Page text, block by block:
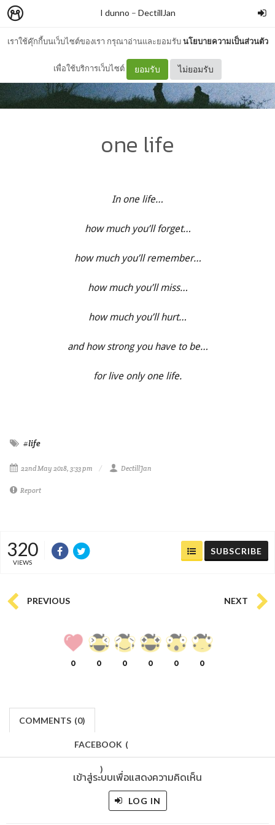
เราใช้คุ๊กกี้บนเว็บไซต์ของเรา กรุณาอ่านและยอมรับนโยบายความเป็นส่วนตัว
เพื่อใช้บริการเว็บไซต์ ยอมรับ ไม่ยอมรับ
I dunno – DectillJan
one life
In one life…
how much you’ll forget…
how much you’ll remember…
how much you’ll miss…
how much you’ll hurt…
and how strong you have to be…
for live only one life.
#life
22nd May 2018, 3:33 pm DectillJan
Report
320
VIEWS
SUBSCRIBE
PREVIOUS NEXT
0 0 0 0 0 0
COMMENTS (0)
FACEBOOK (
)
เข้าสู่ระบบเพื่อแสดงความคิดเห็น
LOG IN